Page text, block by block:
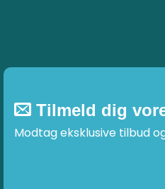
Tilmeld dig
Modtag eksklusive tilbud